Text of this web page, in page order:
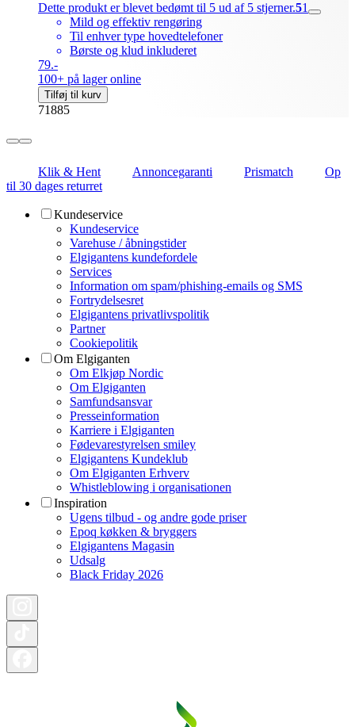
Dette produkt er blevet bedømt til 5 ud af 5 stjerner.51
Mild og effektiv rengøring
Til enhver type hovedtelefoner
Børste og klud inkluderet
79.-
100+ på lager online
Tilføj til kurv
71885
Klik & Hent Annoncegaranti Prismatch
Op
til 30 dages returret
Kundeservice
Kundeservice
Varehuse / åbningstider
Elgigantens kundefordele
Services
Information om spam/phishing-emails og SMS
Fortrydelsesret
Elgigantens privatlivspolitik
Partner
Cookiepolitik
Om Elgiganten
Om Elkjøp Nordic
Om Elgiganten
Samfundsansvar
Presseinformation
Karriere i Elgiganten
Fødevarestyrelsen smiley
Elgigantens Kundeklub
Om Elgiganten Erhverv
Whistleblowing i organisationen
Inspiration
Ugens tilbud - og andre gode priser
Epoq køkken & bryggers
Elgigantens Magasin
Udsalg
Black Friday 2026